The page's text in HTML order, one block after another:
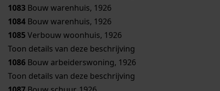
1083 Bouw warenhuis, 1926
1084 Bouw warenhuis, 1926
1085Verbouw woonhuis, 1926
Toon details van deze beschrijving
1086 Bouw arbeiderswoning, 1926
Toon details van deze beschrijving